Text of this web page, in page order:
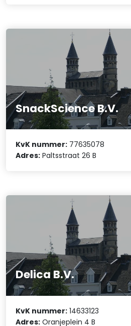
SnackScience B.V.
KvK nummer: 77635078
Adres: Paltsstraat 26 B
Delica B.V.
KvK nummer: 14633123
Adres: Oranjeplein 4 B